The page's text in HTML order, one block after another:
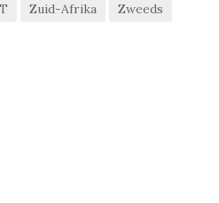
Zuid-Afrika Zweeds